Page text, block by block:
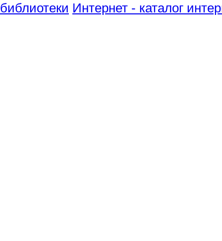
библиотеки Интернет - каталог